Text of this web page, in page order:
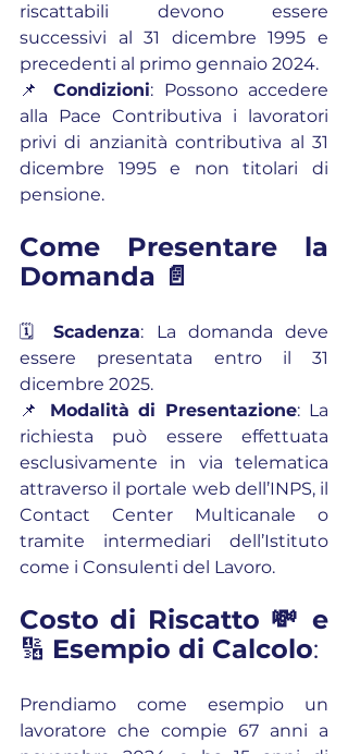
riscattabili devono essere
successivi al 31 dicembre 1995 e
precedenti al primo gennaio 2024.
📌 Condizioni: Possono accedere
alla Pace Contributiva i lavoratori
privi di anzianità contributiva al 31
dicembre 1995 e non titolari di
pensione.
Come Presentare la
Domanda 📄
🗓️ Scadenza: La domanda deve
essere presentata entro il 31
dicembre 2025.
📌 Modalità di Presentazione: La
richiesta può essere effettuata
esclusivamente in via telematica
attraverso il portale web dell’INPS, il
Contact Center Multicanale o
tramite intermediari dell’Istituto
come i Consulenti del Lavoro.
🔢 Esempio di Calcolo:
Prendiamo come esempio un
lavoratore che compie 67 anni a